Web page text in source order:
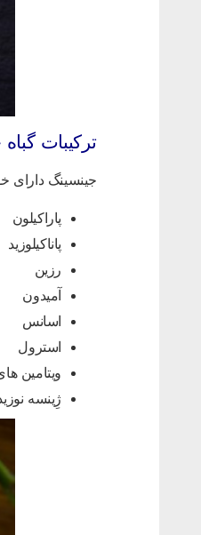
ترکیبات
جینسینگ دارای
پاراکیلون
پاناکیلوزید
رزین
آمیدون
اسانس
استرول
ویتامین
ژِینسه